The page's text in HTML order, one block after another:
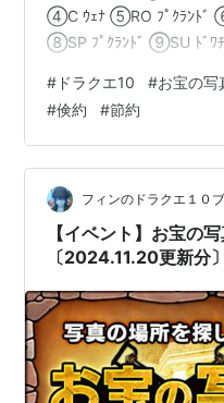
④C ｳｪﾅ ⑤RO ﾌﾟｸﾗﾝﾄﾞ
⑧SP ﾌﾟｸﾗﾝﾄﾞ ⑨SU ﾄﾞﾜ
⑤RO→ﾎﾟｰﾎﾟﾗ地方H5
山林G4 賢者の隠れ家
⑨SU→ ｴｾﾞｿﾙ峡谷H2 今
# ドラクエ10 #お宝の写
#倹約 #節約
フィンのドラクエ１０
【イベント】お宝の
〔2024.11.20更新分〕